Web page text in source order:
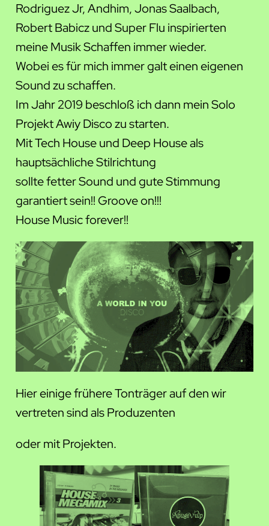
Rodriguez Jr, Andhim, Jonas Saalbach,
Robert Babicz und Super Flu inspirierten
meine Musik Schaffen immer wieder.
Wobei es für mich immer galt einen eigenen
Sound zu schaffen.
Im Jahr 2019 beschloß ich dann mein Solo
Projekt Awiy Disco zu starten.
Mit Tech House und Deep House als
hauptsächliche Stilrichtung
sollte fetter Sound und gute Stimmung
garantiert sein!! Groove on!!!
House Music forever!!
Hier einige frühere Tonträger auf den wir
vertreten sind als Produzenten
oder mit Projekten.